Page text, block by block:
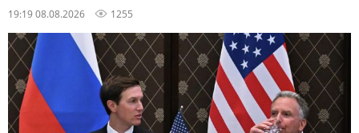
19:19 08.08.2026 1255